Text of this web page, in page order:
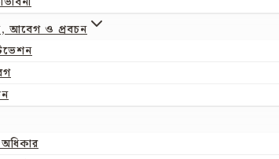
আবেগ ও প্রবচন
অধিকার